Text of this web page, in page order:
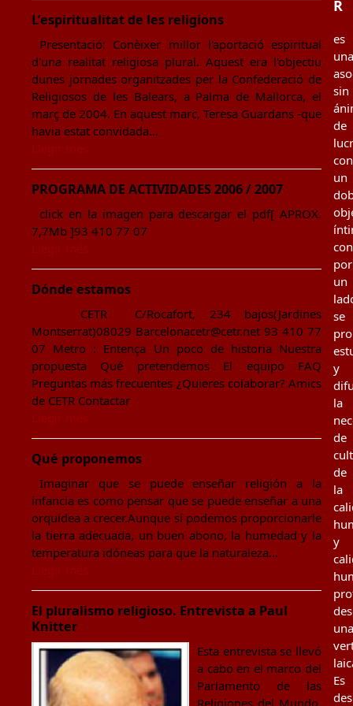
L’espiritualitat de les religions
Presentació: Conèixer millor l'aportació espiritual
d'una realitat religiosa plural. Aquest era l'objectiu
dunes jornades organitzades per la Confederació de
Religiosos de les Balears, a Palma de Mallorca, el
març de 2004. En aquest marc, Teresa Guardans -que
havia estat convidada…
PROGRAMA DE ACTIVIDADES 2006 / 2007
click en la imagen para descargar el pdf[ APROX.
7,7Mb ]93 410 77 07
Dónde estamos
CETR C/Rocafort, 234 bajos(Jardines
Montserrat)08029 Barcelonacetr@cetr.net 93 410 77
07 Metro : Entença Un poco de historia Nuestra
propuesta Qué pretendemos El equipo FAQ
Preguntas más frecuentes ¿Quieres colaborar? Amics
de CETR Contactar
Qué proponemos
Imaginar que se puede enseñar religión a la
infancia es como pensar que se puede enseñar a una
orquídea a crecer.Aunque sí podemos proporcionarle
la tierra adecuada, un buen abono, la humedad y la
temperatura idóneas para que la naturaleza…
El pluralismo religioso. Entrevista a Paul
Knitter
Esta entrevista se llevó
a cabo en el marco del
Parlamento de las
Religiones del Mundo,
R
es
una
sin
de
con
un
por
un
se
y
la
de
de
la
y
una
Es